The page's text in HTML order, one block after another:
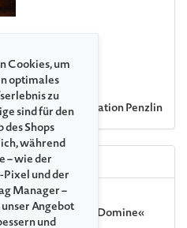
Tourist-Information Penzlin.
· »Sana me Domine«
Cookies, um
optimales
zu
sind für den
des Shops
während
– wie der
Pixel und der
Manager –
unser Angebot
und